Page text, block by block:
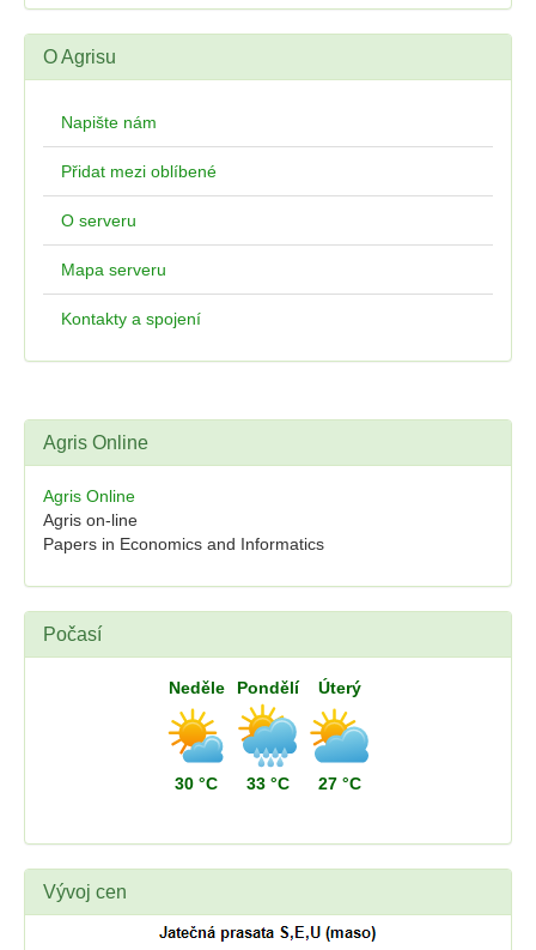
O Agrisu
Napište nám
Přidat mezi oblíbené
O serveru
Mapa serveru
Kontakty a spojení
Agris Online
Agris Online
Agris on-line
Papers in Economics and Informatics
Počasí
Neděle
30 °C
Pondělí
33 °C
Úterý
27 °C
Vývoj cen